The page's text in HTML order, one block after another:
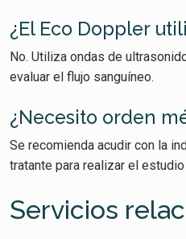
¿El Eco Doppler
No. Utiliza ondas de
evaluar el flujo sanguíneo.
¿Necesito orden
Se recomienda acudir con la
tratante para realizar el estudio
Servicios